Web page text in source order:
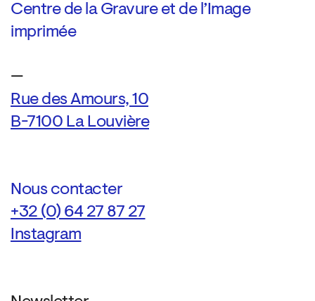
Centre de la Gravure et de l’Image
imprimée
—
Rue des Amours, 10
B-7100 La Louvière
Nous contacter
+32 (0) 64 27 87 27
Instagram